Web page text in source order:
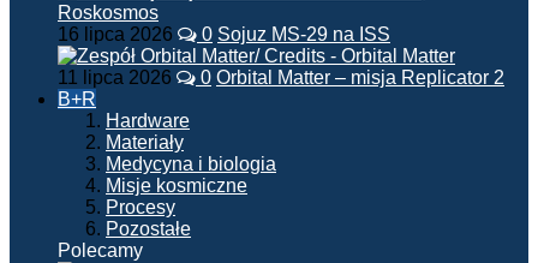
16 lipca 2026 0 Sojuz MS-29 na ISS
11 lipca 2026 0 Orbital Matter – misja Replicator 2
B+R
Hardware
Materiały
Medycyna i biologia
Misje kosmiczne
Procesy
Pozostałe
Polecamy